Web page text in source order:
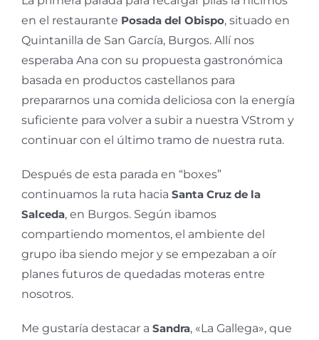
en el restaurante Posada del Obispo, situado en
Quintanilla de San García, Burgos. Allí nos
esperaba Ana con su propuesta gastronómica
basada en productos castellanos para
prepararnos una comida deliciosa con la energía
suficiente para volver a subir a nuestra VStrom y
continuar con el último tramo de nuestra ruta.
Después de esta parada en “boxes”
continuamos la ruta hacia Santa Cruz de la
Salceda, en Burgos. Según ibamos
compartiendo momentos, el ambiente del
grupo iba siendo mejor y se empezaban a oír
planes futuros de quedadas moteras entre
nosotros.
Me gustaría destacar a Sandra, «La Gallega», que